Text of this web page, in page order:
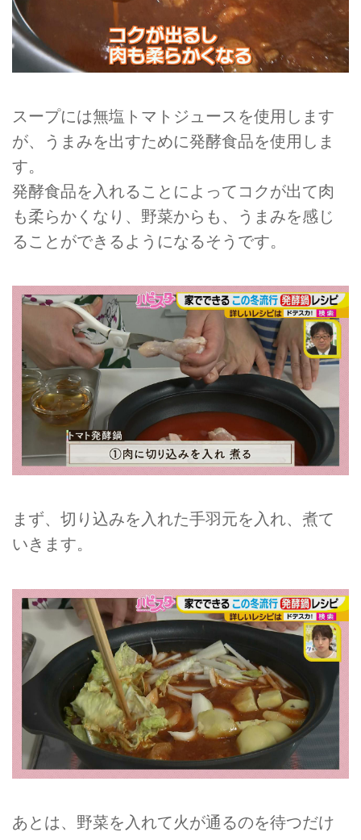
スープには無塩トマトジュースを使用します
が、うまみを出すために発酵食品を使用しま
す。
発酵食品を入れることによってコクが出て肉
も柔らかくなり、野菜からも、うまみを感じ
ることができるようになるそうです。
まず、切り込みを入れた手羽元を入れ、煮て
いきます。
あとは、野菜を入れて火が通るのを待つだけ